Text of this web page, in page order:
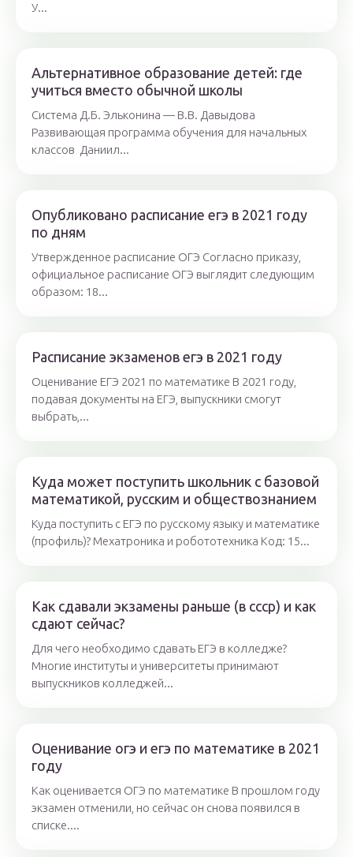
У...
Альтернативное образование детей: где
учиться вместо обычной школы
Система Д.Б. Эльконина — В.В. Давыдова
Развивающая программа обучения для начальных
классов Даниил...
Опубликовано расписание егэ в 2021 году
по дням
Утвержденное расписание ОГЭ Согласно приказу,
официальное расписание ОГЭ выглядит следующим
образом: 18...
Расписание экзаменов егэ в 2021 году
Оценивание ЕГЭ 2021 по математике В 2021 году,
подавая документы на ЕГЭ, выпускники смогут
выбрать,...
Куда может поступить школьник с базовой
математикой, русским и обществознанием
Куда поступить с ЕГЭ по русскому языку и математике
(профиль)? Мехатроника и робототехника Код: 15...
Как сдавали экзамены раньше (в ссср) и как
сдают сейчас?
Для чего необходимо сдавать ЕГЭ в колледже?
Многие институты и университеты принимают
выпускников колледжей...
Оценивание огэ и егэ по математике в 2021
году
Как оценивается ОГЭ по математике В прошлом году
экзамен отменили, но сейчас он снова появился в
списке....